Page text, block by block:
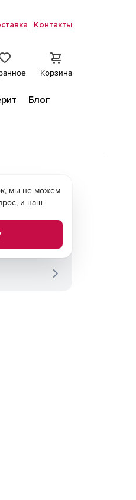
Контакты
Корзина
Блог
мы не можем
и наш